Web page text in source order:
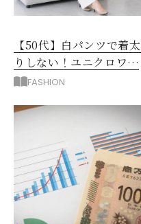
【50代】白パンツで着太
りしない！ユニクロワイ
ドパンツ夏の着回しテク
FASHION